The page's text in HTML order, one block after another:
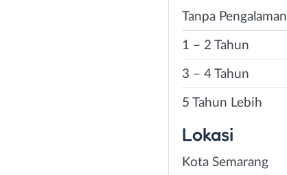
Tanpa Pengalaman
1 – 2 Tahun
3 – 4 Tahun
5 Tahun Lebih
Lokasi
Kota Semarang